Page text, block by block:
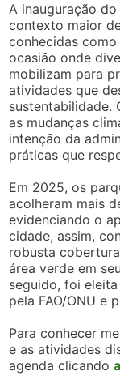
A inauguração
contexto maior
conhecidas
ocasião onde
mobilizam para
atividades que
sustentabilidade.
as mudanças
intenção da
práticas que
Em 2025, os
acolheram mais
evidenciando o
cidade, assim,
robusta
área verde em
seguido, foi
pela FAO/ONU e
Para conhecer
e as atividades
agenda clicando